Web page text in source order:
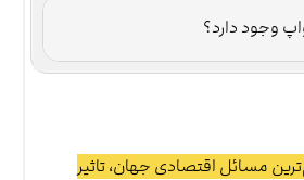
مسائل اقتصادی جهان، تاثیر